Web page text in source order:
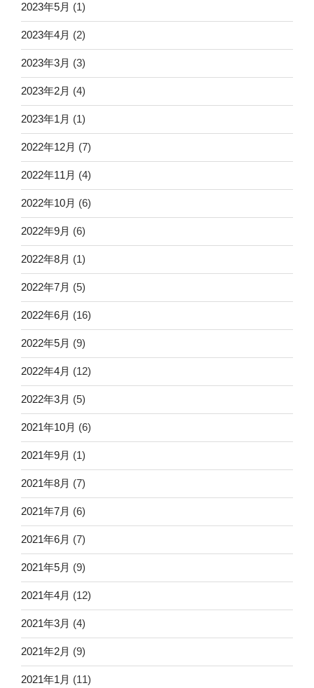
2023年5月 (1)
2023年4月 (2)
2023年3月 (3)
2023年2月 (4)
2023年1月 (1)
2022年12月 (7)
2022年11月 (4)
2022年10月 (6)
2022年9月 (6)
2022年8月 (1)
2022年7月 (5)
2022年6月 (16)
2022年5月 (9)
2022年4月 (12)
2022年3月 (5)
2021年10月 (6)
2021年9月 (1)
2021年8月 (7)
2021年7月 (6)
2021年6月 (7)
2021年5月 (9)
2021年4月 (12)
2021年3月 (4)
2021年2月 (9)
2021年1月 (11)